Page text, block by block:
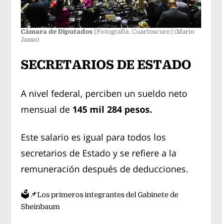
Cámara de Diputados [Fotografía. Cuartoscuro](Mario
Jasso)
SECRETARIOS DE ESTADO
A nivel federal, perciben un sueldo neto
mensual de 145 mil 284 pesos.
Este salario es igual para todos los
secretarios de Estado y se refiere a la
remuneración después de deducciones.
🗳️📌Los primeros integrantes del Gabinete de
Sheinbaum